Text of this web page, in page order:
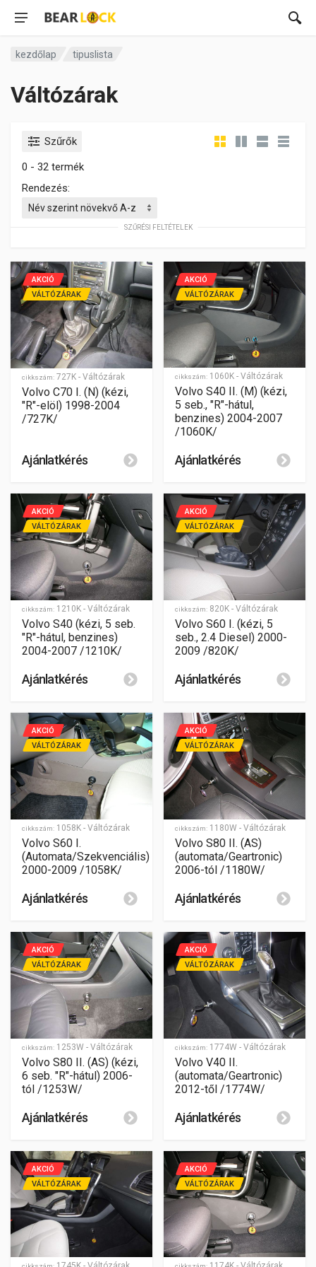
kezdőlap tipuslista
Váltózárak
Szűrők
0 - 32 termék
Rendezés:
SZŰRÉSI FELTÉTELEK
cikkszám: 727K - Váltózárak
AKCIÓ
VÁLTÓZÁRAK
Volvo C70 I. (N) (kézi,
"R"-elöl) 1998-2004
/727K/
Ajánlatkérés
cikkszám: 1060K - Váltózárak
AKCIÓ
VÁLTÓZÁRAK
Volvo S40 II. (M) (kézi,
5 seb., "R"-hátul,
benzines) 2004-2007
/1060K/
Ajánlatkérés
cikkszám: 1210K - Váltózárak
AKCIÓ
VÁLTÓZÁRAK
Volvo S40 (kézi, 5 seb.
"R"-hátul, benzines)
2004-2007 /1210K/
Ajánlatkérés
cikkszám: 820K - Váltózárak
AKCIÓ
VÁLTÓZÁRAK
Volvo S60 I. (kézi, 5
seb., 2.4 Diesel) 2000-
2009 /820K/
Ajánlatkérés
cikkszám: 1058K - Váltózárak
AKCIÓ
VÁLTÓZÁRAK
Volvo S60 I.
(Automata/Szekvenciális)
2000-2009 /1058K/
Ajánlatkérés
cikkszám: 1180W - Váltózárak
AKCIÓ
VÁLTÓZÁRAK
Volvo S80 II. (AS)
(automata/Geartronic)
2006-tól /1180W/
Ajánlatkérés
cikkszám: 1253W - Váltózárak
AKCIÓ
VÁLTÓZÁRAK
Volvo S80 II. (AS) (kézi,
6 seb. "R"-hátul) 2006-
tól /1253W/
Ajánlatkérés
cikkszám: 1774W - Váltózárak
AKCIÓ
VÁLTÓZÁRAK
Volvo V40 II.
(automata/Geartronic)
2012-től /1774W/
Ajánlatkérés
AKCIÓ
VÁLTÓZÁRAK
AKCIÓ
VÁLTÓZÁRAK